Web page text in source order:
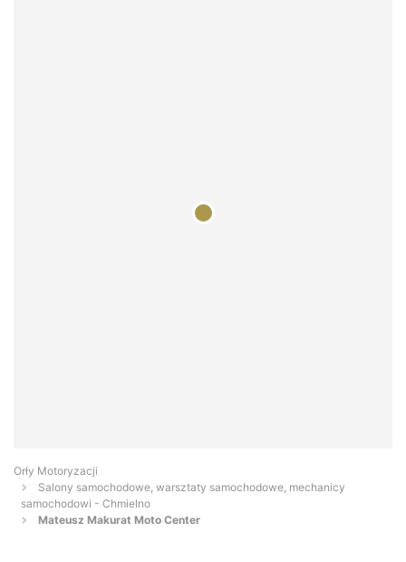
Orły Motoryzacji
Salony samochodowe, warsztaty samochodowe, mechanicy
samochodowi - Chmielno
Mateusz Makurat Moto Center